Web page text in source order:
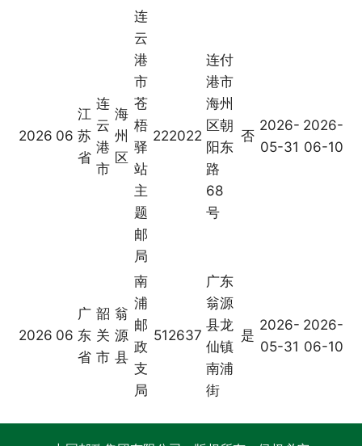
2026 06
江
苏
省
连
云
港
市
海
州
区
连
云
港
市
苍
梧
驿
站
主
题
邮
局
222022
连付
港市
海州
区朝
阳东
路
68
号
否
2026-
05-31
2026-
06-10
2026 06
广
东
省
韶
关
市
翁
源
县
南
浦
邮
政
支
局
512637
广东
翁源
县龙
仙镇
南浦
街
是
2026-
05-31
2026-
06-10